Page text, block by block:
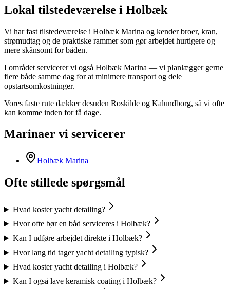
Lokal tilstedeværelse i Holbæk
Vi har fast tilstedeværelse i Holbæk Marina og kender broer, kran,
strømudtag og de praktiske rammer som gør arbejdet hurtigere og
mere skånsomt for båden.
I området servicerer vi også Holbæk Marina — vi planlægger gerne
flere både samme dag for at minimere transport og dele
opstartsomkostninger.
Vores faste rute dækker desuden Roskilde og Kalundborg, så vi ofte
kan komme inden for få dage.
Marinaer vi servicerer
Holbæk Marina
Ofte stillede spørgsmål
Hvad koster yacht detailing?
Hvor ofte bør en båd serviceres i Holbæk?
Kan I udføre arbejdet direkte i Holbæk?
Hvor lang tid tager yacht detailing typisk?
Hvad koster yacht detailing i Holbæk?
Kan I også lave keramisk coating i Holbæk?